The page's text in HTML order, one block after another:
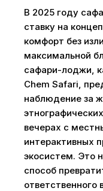
В 2025 году
ставку на
комфорт без
максимальной
сафари-лоджи,
Chem Safari,
наблюдение за
вечерах с
интерактивных
экосистем. Это
способ
ответственного